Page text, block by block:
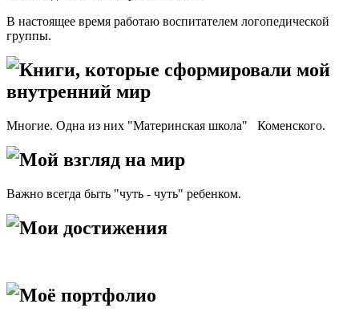
В настоящее время работаю воспитателем логопедической
группы.
Книги, которые сформировали мой
внутренний мир
Многие. Одна из них "Материнская школа" Коменского.
Мой взгляд на мир
Важно всегда быть "чуть - чуть" ребенком.
Мои достижения
Моё портфолио